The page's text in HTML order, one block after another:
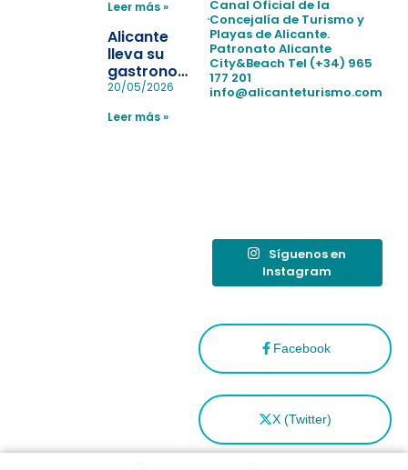
la
pérdida de niños
en las
playas y
realiza con
éxito un
simulacro de socorrismo
Leer más »
Alicante
lleva su
gastronomía
a Madrid
reforzar el
20/05/2026
Leer más »
Facebook
X (Twitter)
Canal Oficial de la
Concejalía de Turismo y
Playas de Alicante.
Patronato Alicante
City&Beach Tel (+34) 965
177 201
info@alicanteturismo.com
Síguenos en
Instagram